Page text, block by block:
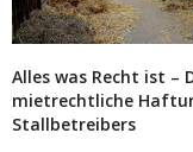
Alles was Recht ist –
mietrechtliche
Stallbetreibers